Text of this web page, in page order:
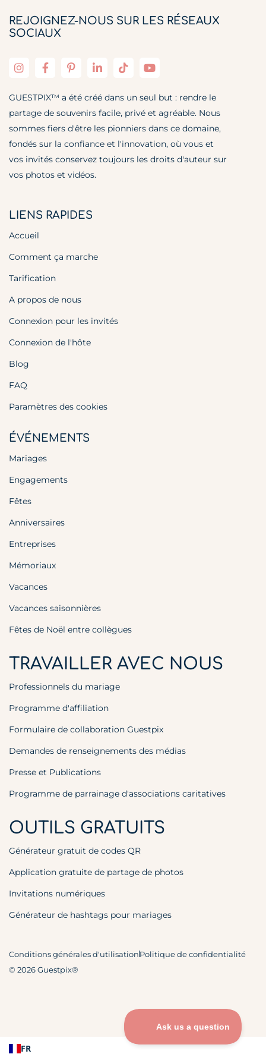
REJOIGNEZ-NOUS SUR LES RÉSEAUX
SOCIAUX
GUESTPIX™ a été créé dans un seul but : rendre le
partage de souvenirs facile, privé et agréable. Nous
sommes fiers d'être les pionniers dans ce domaine,
fondés sur la confiance et l'innovation, où vous et
vos invités conservez toujours les droits d'auteur sur
vos photos et vidéos.
LIENS RAPIDES
Accueil
Comment ça marche
Tarification
A propos de nous
Connexion pour les invités
Connexion de l'hôte
Blog
FAQ
Paramètres des cookies
ÉVÉNEMENTS
Mariages
Engagements
Fêtes
Anniversaires
Entreprises
Mémoriaux
Vacances
Vacances saisonnières
Fêtes de Noël entre collègues
TRAVAILLER AVEC NOUS
Professionnels du mariage
Programme d'affiliation
Formulaire de collaboration Guestpix
Demandes de renseignements des médias
Presse et Publications
Programme de parrainage d'associations caritatives
OUTILS GRATUITS
Générateur gratuit de codes QR
Application gratuite de partage de photos
Invitations numériques
Générateur de hashtags pour mariages
© 2026 Guestpix®
Conditions générales d'utilisationPolitique de confidentialité
FR